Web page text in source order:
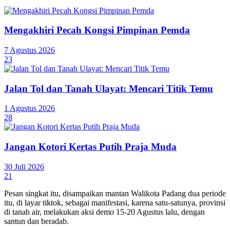
Mengakhiri Pecah Kongsi Pimpinan Pemda
7 Agustus 2026
23
Jalan Tol dan Tanah Ulayat: Mencari Titik Temu
1 Agustus 2026
28
Jangan Kotori Kertas Putih Praja Muda
30 Juli 2026
21
Pesan singkat itu, disampaikan mantan Walikota Padang dua periode
itu, di layar tiktok, sebagai manifestasi, karena satu-satunya, provinsi
di tanah air, melakukan aksi demo 15-20 Agustus lalu, dengan
santun dan beradab.